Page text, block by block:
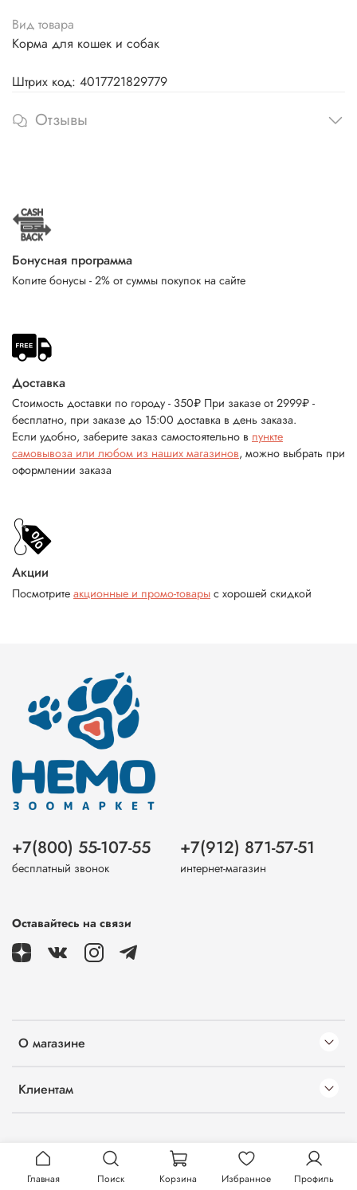
Вид товара
Корма для кошек и собак
Штрих код: 4017721829779
Отзывы
Бонусная программа
Копите бонусы - 2% от суммы покупок на сайте
Доставка
Стоимость доставки по городу - 350₽ При заказе от 2999₽ -
бесплатно, при заказе до 15:00 доставка в день заказа.
Если удобно, заберите заказ самостоятельно в пункте
самовывоза или любом из наших магазинов, можно выбрать при
оформлении заказа
Акции
Посмотрите акционные и промо-товары с хорошей скидкой
О магазине
Клиентам
+7(800) 55-107-55
бесплатный звонок
+7(912) 871-57-51
интернет-магазин
Оставайтесь на связи
Главная Поиск Корзина Избранное Профиль